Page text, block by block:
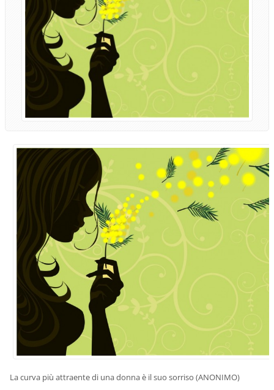
La curva più attraente di una donna è il suo sorriso (ANONIMO)